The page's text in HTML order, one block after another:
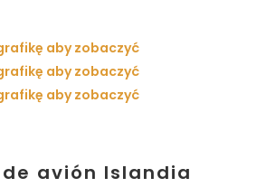
avión Islandia